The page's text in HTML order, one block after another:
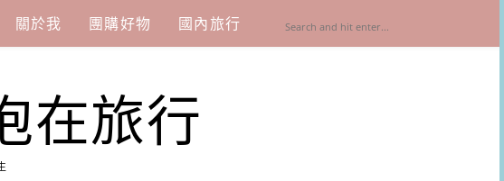
關於我 團購好物 國內旅行
在旅行